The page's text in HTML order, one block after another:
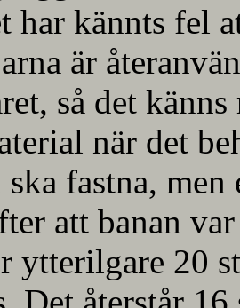
har kännts fel
är
så det
när det
fastna,
att banan
ytterilgare 20